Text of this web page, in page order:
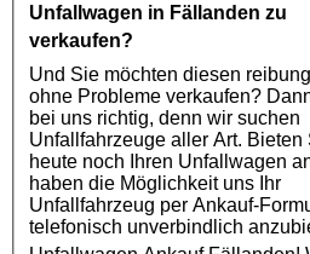
Unfallwagen in Fällanden zu
verkaufen?
Und Sie möchten diesen
ohne Probleme verkaufen?
bei uns richtig, denn wir suchen
Unfallfahrzeuge aller Art. Bieten
heute noch Ihren Unfallwagen
haben die Möglichkeit uns Ihr
Unfallfahrzeug per Ankauf-
telefonisch unverbindlich